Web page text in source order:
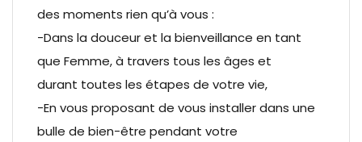
des moments rien qu’à vous :
-Dans la douceur et la bienveillance en tant
que Femme, à travers tous les âges et
durant toutes les étapes de votre vie,
-En vous proposant de vous installer dans une
bulle de bien-être pendant votre